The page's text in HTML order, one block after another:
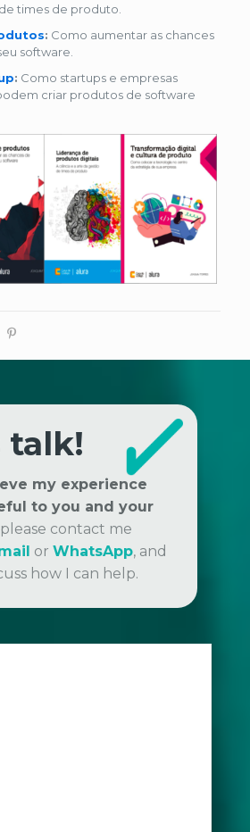
times de produto.
: Como aumentar as chances
software.
: Como startups e empresas
criar produtos de software
talk!
my experience
to you and your
please contact me
or WhatsApp, and
how I can help.